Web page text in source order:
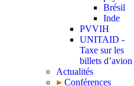
Brésil
Inde
PVVIH
UNITAID -
Taxe sur les
billets d’avion
Actualités
Conférences